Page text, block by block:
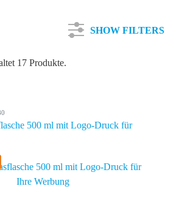
SHOW FILTERS
17 Produkte.
500 ml mit Logo-Druck für